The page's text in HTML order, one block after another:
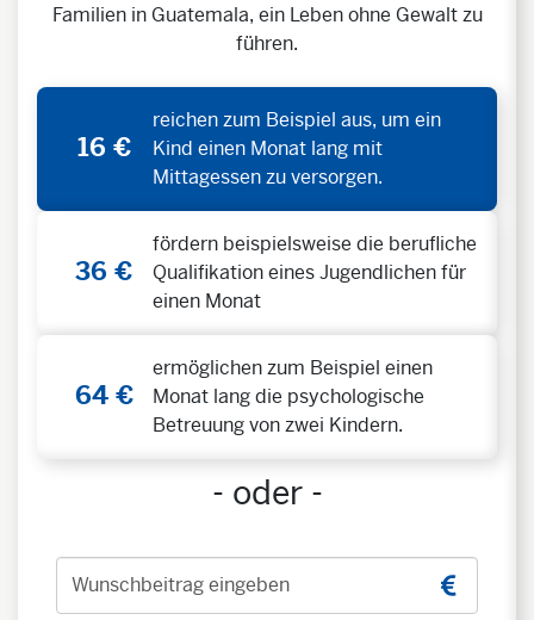
Familien in Guatemala, ein Leben ohne Gewalt zu
führen.
16 €
reichen zum Beispiel aus, um ein
Kind einen Monat lang mit
Mittagessen zu versorgen.
36 €
fördern beispielsweise die berufliche
Qualifikation eines Jugendlichen für
einen Monat
64 €
ermöglichen zum Beispiel einen
Monat lang die psychologische
Betreuung von zwei Kindern.
- oder -
Wunschbeitrag eingeben